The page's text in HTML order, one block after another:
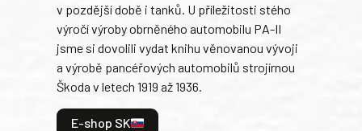
v pozdější době i tanků. U příležitosti stého
výročí výroby obrněného automobilu PA-II
jsme si dovolili vydat knihu věnovanou vývoji
a výrobě pancéřových automobilů strojírnou
Škoda v letech 1919 až 1936.
E-shop SK